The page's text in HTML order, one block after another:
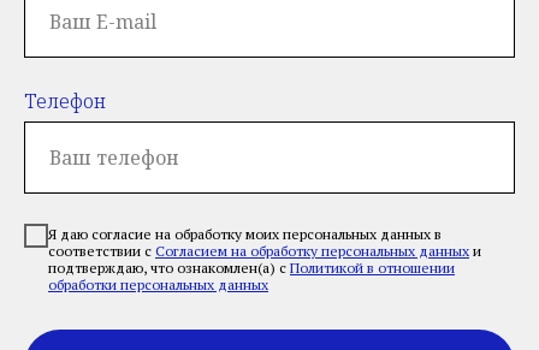
Телефон
Я даю согласие на обработку моих персональных данных в
соответствии с Согласием на обработку персональных данных и
подтверждаю, что ознакомлен(а) с Политикой в отношении
обработки персональных данных